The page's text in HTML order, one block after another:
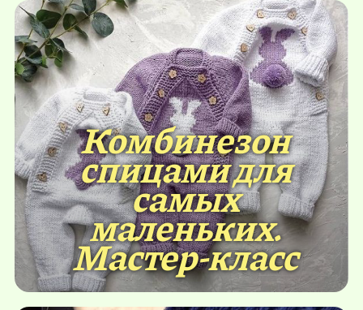
Комбинезон
спицами для
самых
маленьких.
Мастер-класс